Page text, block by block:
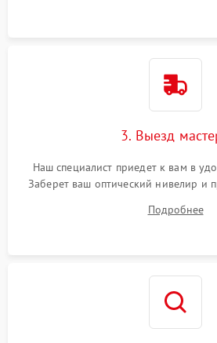
3. Выезд
Наш специалист приедет к вам в
Заберет ваш оптический нивелир и
Подробнее